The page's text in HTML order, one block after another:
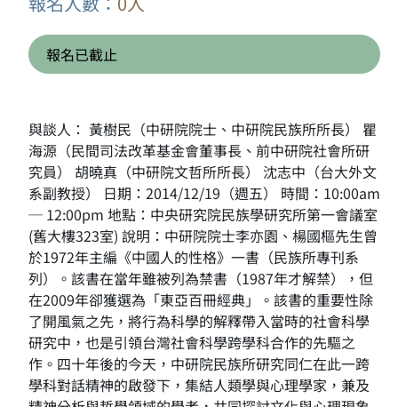
報名已截止
與談人： 黃樹民（中研院院士、中研院民族所所長） 瞿
海源（民間司法改革基金會董事長、前中研院社會所研
究員） 胡曉真（中研院文哲所所長） 沈志中（台大外文
系副教授） 日期：2014/12/19（週五） 時間：10:00am
─ 12:00pm 地點：中央研究院民族學研究所第一會議室
(舊大樓323室) 說明：中研院院士李亦園、楊國樞先生曾
於1972年主編《中國人的性格》一書（民族所專刊系
列）。該書在當年雖被列為禁書（1987年才解禁），但
在2009年卻獲選為「東亞百冊經典」。該書的重要性除
了開風氣之先，將行為科學的解釋帶入當時的社會科學
研究中，也是引領台灣社會科學跨學科合作的先驅之
作。四十年後的今天，中研院民族所研究同仁在此一跨
學科對話精神的啟發下，集結人類學與心理學家，兼及